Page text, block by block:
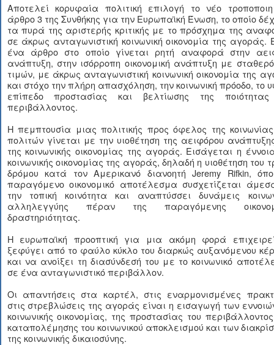
Αποτελεί κορυφαία πολιτική επιλογή το νέο
άρθρο 3 της Συνθήκης για την Ευρωπαϊκή Ένωση, το οποίο
τα πυρά της αριστερής κριτικής με το πρόσχημα της
σε άκρως ανταγωνιστική κοινωνική οικονομία της αγοράς.
ένα άρθρο στο οποίο γίνεται ρητή αναφορά στην
ανάπτυξη, στην ισόρροπη οικονομική ανάπτυξη με
τιμών, με άκρως ανταγωνιστική κοινωνική οικονομία της
και στόχο την πλήρη απασχόληση, την κοινωνική πρόοδο, το
επίπεδο προστασίας και βελτίωσης της
περιβάλλοντος.
Η πεμπτουσία μιας πολιτικής προς όφελος της
πολιτών γίνεται με την υιοθέτηση της αειφόρου
της κοινωνικής οικονομίας της αγοράς. Εισάγεται η
κοινωνικής οικονομίας της αγοράς, δηλαδή η υιοθέτηση του
δρόμου κατά τον Αμερικανό διανοητή Jeremy Rifkin,
παραγόμενο οικονομικό αποτέλεσμα συσχετίζεται
την τοπική κοινότητα και αναπτύσσει δυνάμεις
αλληλεγγύης πέραν της παραγόμενης
δραστηριότητας.
Η ευρωπαϊκή προοπτική για μια ακόμη φορά
ξεφύγει από το φαύλο κύκλο του διαρκώς αυξανόμενου
και να ανοίξει τη διασύνδεσή του με το κοινωνικό
σε ένα ανταγωνιστικό περιβάλλον.
Οι απαντήσεις στα καρτέλ, στις εναρμονισμένες
στις στρεβλώσεις της αγοράς είναι η εισαγωγή των
κοινωνικής οικονομίας, της προστασίας του
καταπολέμησης του κοινωνικού αποκλεισμού και των
της κοινωνικής δικαιοσύνης.